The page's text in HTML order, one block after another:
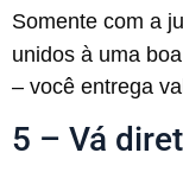
Somente com a
unidos à uma
– você entrega
5 – Vá